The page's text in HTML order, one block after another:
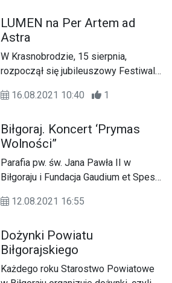
szczególne będzie to, które
zaplanowane jest na 22 sierpnia w
Sitnie.
LUMEN na Per Artem ad
Astra
W Krasnobrodzie, 15 sierpnia,
rozpoczął się jubileuszowy Festiwal
Artem Ad Astra" - przez sztukę do
16.08.2021 10:40 1
Biłgoraj. Koncert ‘Prymas
Wolności”
Parafia pw. św. Jana Pawła II w
Biłgoraju i Fundacja Gaudium et Spes
muzyczny z okazji beatyfikacji
Stefana Wyszyńskiego pt. „Prymas
Wolności”. Wydarzenie odbędzie się
14 sierpnia br. o godzinie 19.00 w
kościele św. Jana Pawła II w Biłgoraju.
12.08.2021 16:55
Dożynki Powiatu
Biłgorajskiego
Każdego roku Starostwo Powiatowe